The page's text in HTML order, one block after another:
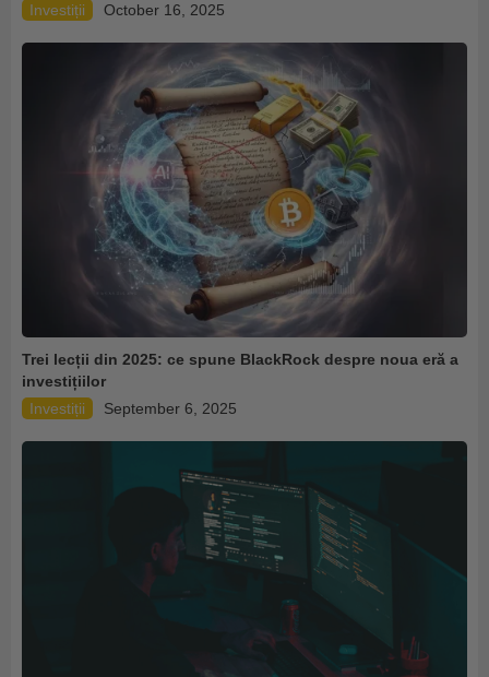
Investiții
October 16, 2025
Trei lecții din 2025: ce spune BlackRock despre noua eră a
investițiilor
Investiții
September 6, 2025